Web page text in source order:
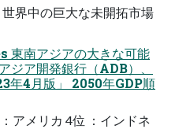
界中の巨⼤な未開拓市場
南アジアの⼤きな可能
ジア開発銀⾏（ADB）、
年4⽉版」 2050年GDP順
アメリカ 4位 ：インドネ